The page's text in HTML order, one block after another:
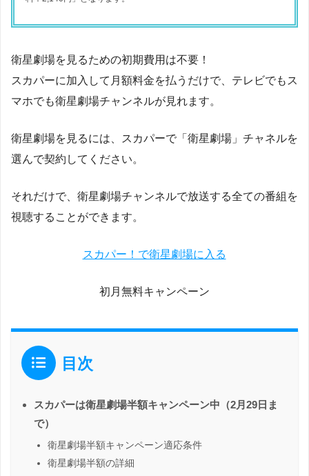
衛星劇場を見るための初期費用は不要！
スカパーに加入して月額料金を払うだけで、テレビでもス
マホでも衛星劇場チャンネルが見れます。
衛星劇場を見るには、スカパーで「衛星劇場」チャネルを
選んで契約してください。
それだけで、衛星劇場チャンネルで放送する全ての番組を
視聴することができます。
スカパー！で衛星劇場に入る
初月無料キャンペーン
目次
スカパーは衛星劇場半額キャンペーン中（2月29日ま
で）
衛星劇場半額キャンペーン適応条件
衛星劇場半額の詳細